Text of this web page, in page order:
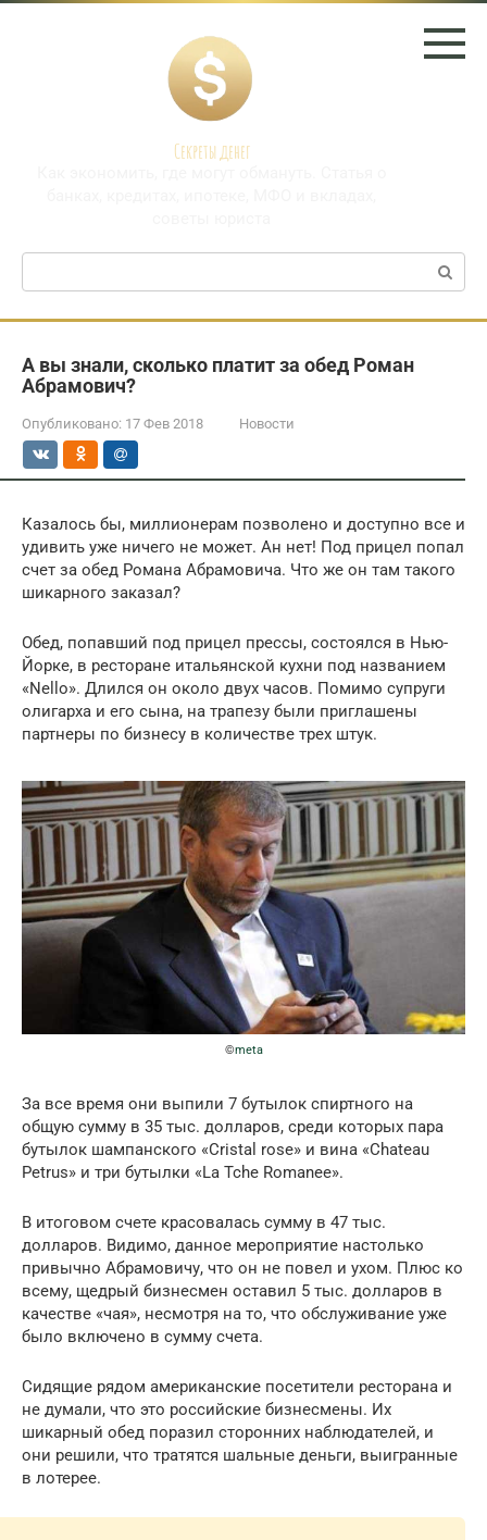
Перейти
Секреты денег
Поиск:
А вы знали, сколько платит за обед Роман
Абрамович?
Опубликовано: 17 Фев 2018 Новости
Казалось бы, миллионерам позволено и доступно все и
удивить уже ничего не может. Ан нет! Под прицел попал
счет за обед Романа Абрамовича. Что же он там такого
шикарного заказал?
Обед, попавший под прицел прессы, состоялся в Нью-
Йорке, в ресторане итальянской кухни под названием
«Nello». Длился он около двух часов. Помимо супруги
олигарха и его сына, на трапезу были приглашены
партнеры по бизнесу в количестве трех штук.
©meta
За все время они выпили 7 бутылок спиртного на
общую сумму в 35 тыс. долларов, среди которых пара
бутылок шампанского «Cristal rose» и вина «Chateau
Petrus» и три бутылки «La Tche Romanee».
В итоговом счете красовалась сумму в 47 тыс.
долларов. Видимо, данное мероприятие настолько
привычно Абрамовичу, что он не повел и ухом. Плюс ко
всему, щедрый бизнесмен оставил 5 тыс. долларов в
качестве «чая», несмотря на то, что обслуживание уже
было включено в сумму счета.
Сидящие рядом американские посетители ресторана и
не думали, что это российские бизнесмены. Их
шикарный обед поразил сторонних наблюдателей, и
они решили, что тратятся шальные деньги, выигранные
в лотерее.